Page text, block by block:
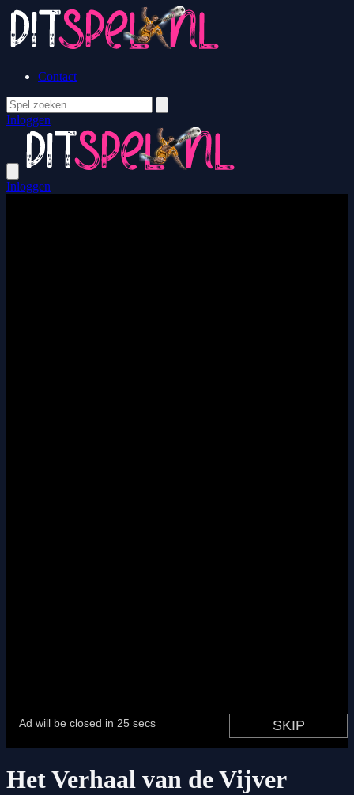
Contact
Inloggen
Inloggen
Het Verhaal van de Vijver